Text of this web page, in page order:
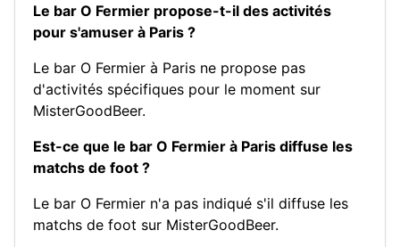
Le bar O Fermier propose-t-il des activités
pour s'amuser à Paris ?
Le bar O Fermier à Paris ne propose pas
d'activités spécifiques pour le moment sur
MisterGoodBeer.
Est-ce que le bar O Fermier à Paris diffuse les
matchs de foot ?
Le bar O Fermier n'a pas indiqué s'il diffuse les
matchs de foot sur MisterGoodBeer.